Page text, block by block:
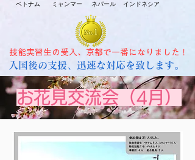
ベトナム ミャンマー ネパール インドネシア
技能実習生の受入、京都で一番になりました！
入国後の支援、迅速な対応を致します。
お花見交流会（4月）